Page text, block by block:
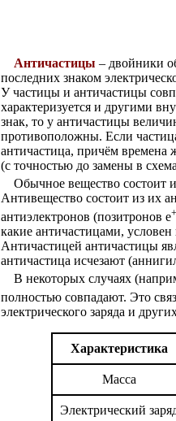
Античастицы – двойники
последних знаком
У частицы и античастицы
характеризуется и другими
знак, то у античастицы
противоположны. Если
античастица, причём времена
(с точностью до замены в
Обычное вещество состоит
Антивещество состоит из их
антиэлектронов (позитронов е+
какие античастицами,
Античастицей античастицы
античастица исчезают
В некоторых случаях
полностью совпадают. Это
электрического заряда и
Характеристика
Масса
Электрический